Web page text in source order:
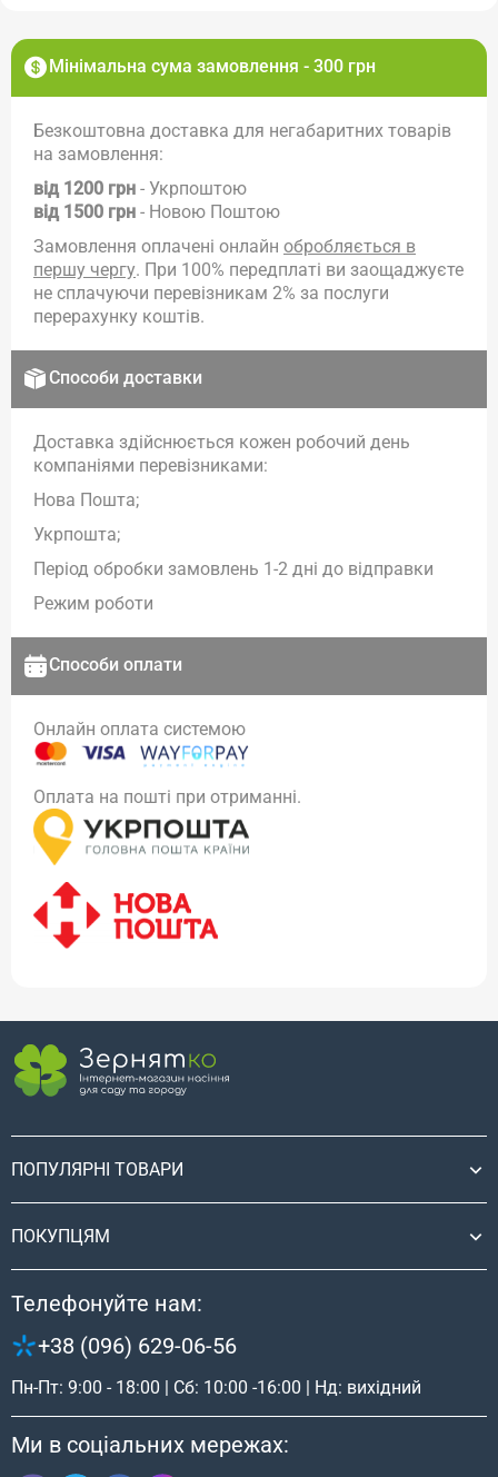
Мінімальна сума замовлення - 300 грн
Безкоштовна доставка для негабаритних товарів
на замовлення:
від 1200 грн - Укрпоштою
від 1500 грн - Новою Поштою
Замовлення оплачені онлайн обробляється в
першу чергу. При 100% передплаті ви заощаджуєте
не сплачуючи перевізникам 2% за послуги
перерахунку коштів.
Способи доставки
Доставка здійснюється кожен робочий день
компаніями перевізниками:
Нова Пошта;
Укрпошта;
Період обробки замовлень 1-2 дні до відправки
Режим роботи
Способи оплати
Онлайн оплата системою
Оплата на пошті при отриманні.
ПОПУЛЯРНІ ТОВАРИ
ПОКУПЦЯМ
Телефонуйте нам:
+38 (096) 629-06-56
Пн-Пт: 9:00 - 18:00 | Сб: 10:00 -16:00 | Нд: вихідний
Ми в соціальних мережах: